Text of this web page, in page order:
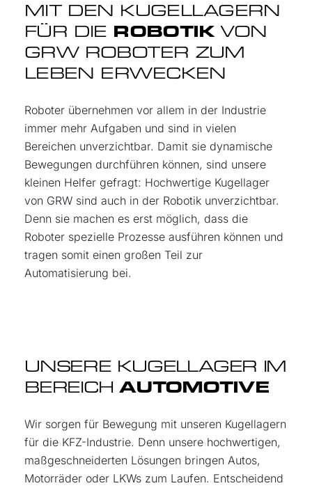
MIT DEN KUGELLAGERN
FÜR DIE ROBOTIKVON
GRW ROBOTER ZUM
LEBEN ERWECKEN
Roboter übernehmen vor allem in der Industrie
immer mehr Aufgaben und sind in vielen
Bereichen unverzichtbar. Damit sie dynamische
Bewegungen durchführen können, sind unsere
kleinen Helfer gefragt: Hochwertige Kugellager
von GRW sind auch in der Robotik unverzichtbar.
Denn sie machen es erst möglich, dass die
Roboter spezielle Prozesse ausführen können und
tragen somit einen großen Teil zur
Automatisierung bei.
UNSERE KUGELLAGER IM
BEREICH AUTOMOTIVE
Wir sorgen für Bewegung mit unseren Kugellagern
für die KFZ-Industrie. Denn unsere hochwertigen,
maßgeschneiderten Lösungen bringen Autos,
Motorräder oder LKWs zum Laufen. Entscheidend